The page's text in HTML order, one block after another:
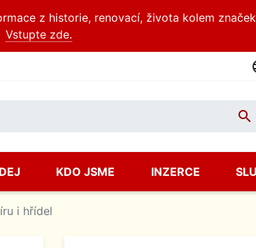
z historie, renovací, života kolem
Vstupte zde.

KDO JSME INZERCE
i hřídel